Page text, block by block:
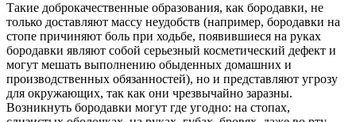
Такие доброкачественные образования, как бородавки, не
только доставляют массу неудобств (например, бородавки на
стопе причиняют боль при ходьбе, появившиеся на руках
бородавки являют собой серьезный косметический дефект и
могут мешать выполнению обыденных домашних и
производственных обязанностей), но и представляют угрозу
для окружающих, так как они чрезвычайно заразны.
Возникнуть бородавки могут где угодно: на стопах,